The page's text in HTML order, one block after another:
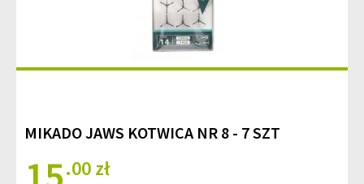
MIKADO JAWS KOTWICA NR 8 - 7 SZT
.00 zł